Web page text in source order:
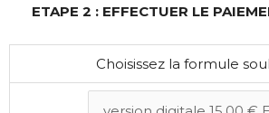
ETAPE 2 : EFFECTUER LE
Choisissez la formule